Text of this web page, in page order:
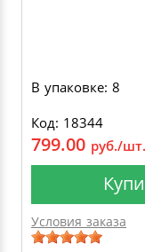
В упаковке: 8
Код: 18344
799.00 руб./шт.
Условия заказа